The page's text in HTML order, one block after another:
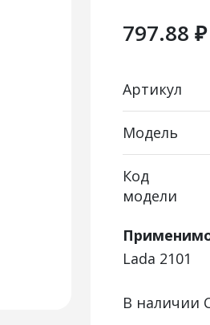
797.88 ₽
Артикул
Модель
Код
модели
Lada 2101
В наличии